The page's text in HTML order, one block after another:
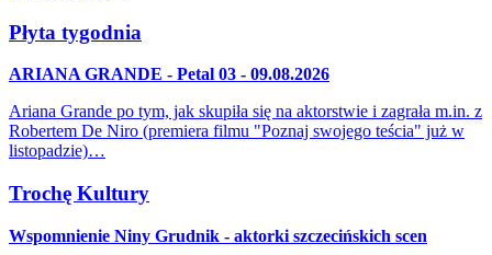
Płyta tygodnia
ARIANA GRANDE - Petal 03 - 09.08.2026
Ariana Grande po tym, jak skupiła się na aktorstwie i zagrała m.in. z
Robertem De Niro (premiera filmu "Poznaj swojego teścia" już w
listopadzie)…
Trochę Kultury
Wspomnienie Niny Grudnik - aktorki szczecińskich scen